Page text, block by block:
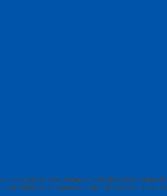
panas atau hujan. Cocok Buat permainan
cm Tebal 4 mm diameter 140- 150 cm Menerima